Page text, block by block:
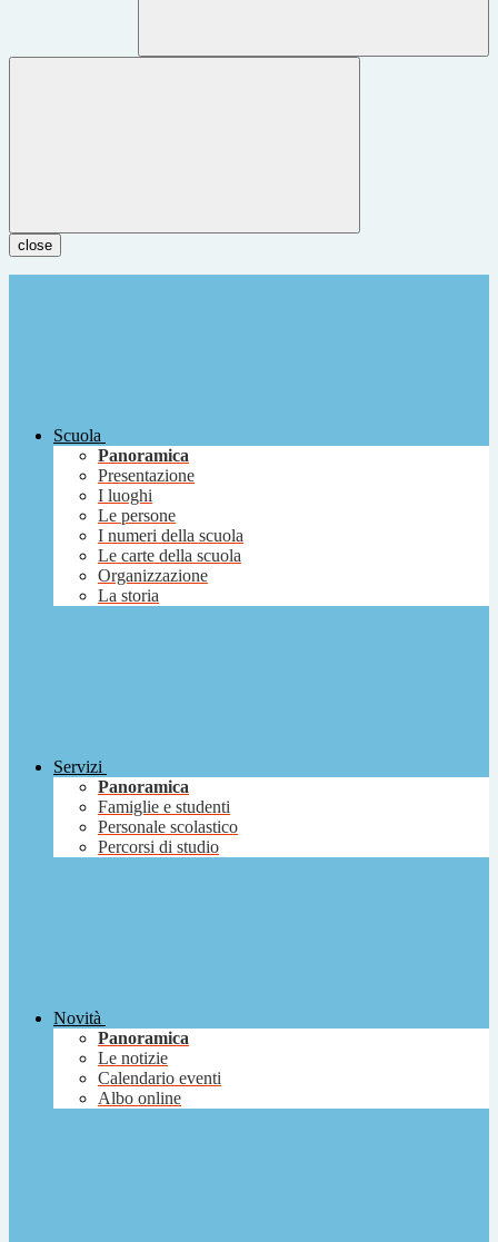
close
Scuola
Panoramica
Presentazione
I luoghi
Le persone
I numeri della scuola
Le carte della scuola
Organizzazione
La storia
Servizi
Panoramica
Famiglie e studenti
Personale scolastico
Percorsi di studio
Novità
Panoramica
Le notizie
Calendario eventi
Albo online